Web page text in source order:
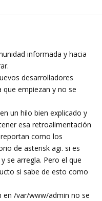
informada y hacia
desarrolladores
empiezan y no se
un hilo bien explicado y
esa retroalimentación
como los
de asterisk agi. si es
se arregla. Pero el que
si sabe de esto como
en /var/www/admin no se